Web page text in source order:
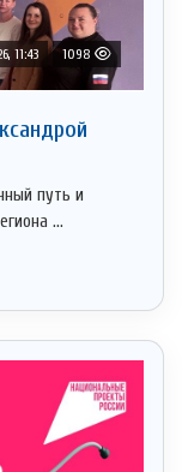
11:43 1098
путь и
...